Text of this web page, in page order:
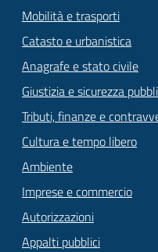
Mobilità e trasporti
Catasto e urbanistica
Anagrafe e stato civile
Giustizia e sicurezza
Tributi, finanze e
Cultura e tempo libero
Ambiente
Imprese e commercio
Autorizzazioni
Appalti pubblici